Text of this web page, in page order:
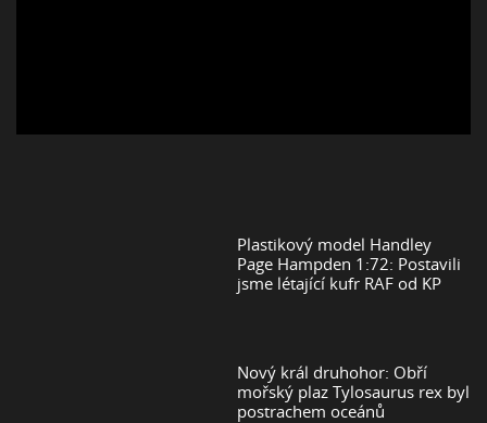
Plastikový model Handley
Page Hampden 1:72: Postavili
jsme létající kufr RAF od KP
Nový král druhohor: Obří
mořský plaz Tylosaurus rex byl
postrachem oceánů